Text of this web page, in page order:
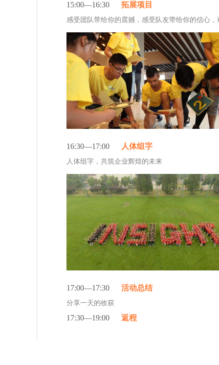
15:00—16:30 拓展项目
感受团队带给你的震撼，感受队友带给你的信心
16:30—17:00 人体组字
人体组字，共筑企业辉煌的未来
17:00—17:30 活动总结
分享一天的收获
17:30—19:00 返程